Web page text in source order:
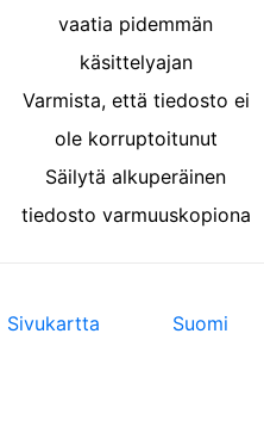
vaatia pidemmän
käsittelyajan
Varmista, että tiedosto ei
ole korruptoitunut
Säilytä alkuperäinen
tiedosto varmuuskopiona
Sivukartta Suomi